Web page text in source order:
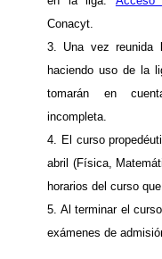
Conacyt.
3. Una vez reunida
haciendo uso de la
tomarán en
incompleta.
4. El curso
abril (Física,
horarios del curso
5. Al terminar el
exámenes de